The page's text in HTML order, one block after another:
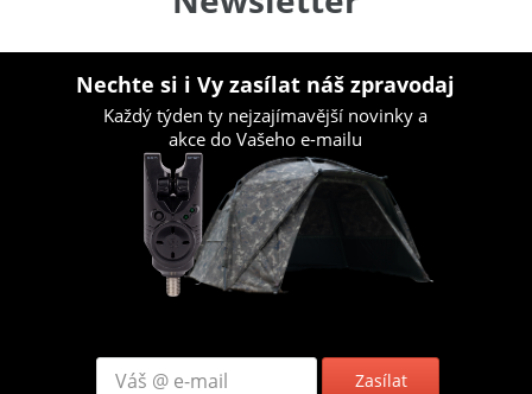
Nechte si i Vy zasílat náš zpravodaj
Každý týden ty nejzajímavější novinky a
akce do Vašeho e-mailu
Zasílat